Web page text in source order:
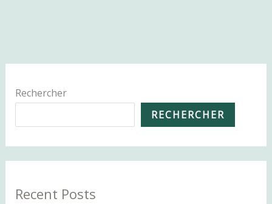
recettes
et
Rechercher
RECHERCHER
Recent Posts